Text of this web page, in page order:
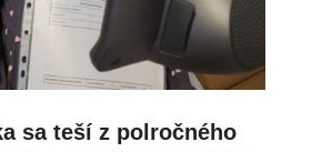
sa teší z polročného